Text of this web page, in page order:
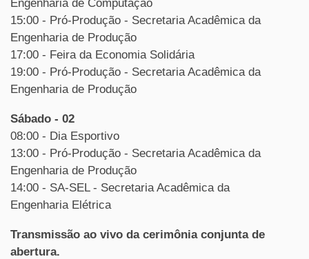
Engenharia de Computação
15:00 - Pró-Produção - Secretaria Acadêmica da
Engenharia de Produção
17:00 - Feira da Economia Solidária
19:00 - Pró-Produção - Secretaria Acadêmica da
Engenharia de Produção
Sábado - 02
08:00 - Dia Esportivo
13:00 - Pró-Produção - Secretaria Acadêmica da
Engenharia de Produção
14:00 - SA-SEL - Secretaria Acadêmica da
Engenharia Elétrica
Transmissão ao vivo da cerimônia conjunta de
abertura.